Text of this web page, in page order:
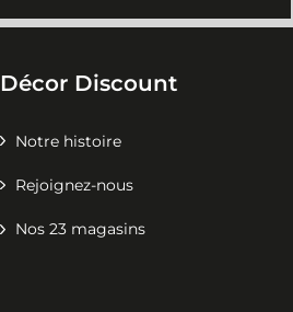
Décor Discount
Notre histoire
Rejoignez-nous
Nos 23 magasins